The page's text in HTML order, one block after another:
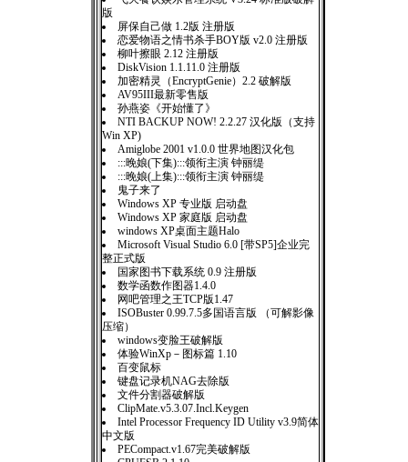
版
屏保自己做 1.2版 注册版
恋爱物语之情书杀手BOY版 v2.0 注册版
柳叶擦眼 2.12 注册版
DiskVision 1.1.11.0 注册版
加密精灵（EncryptGenie）2.2 破解版
AV95III最新零售版
孙燕姿《开始懂了》
NTI BACKUP NOW! 2.2.27 汉化版（支持
Win XP)
Amiglobe 2001 v1.0.0 世界地图汉化包
:::晚娘(下集):::领衔主演 钟丽缇
:::晚娘(上集):::领衔主演 钟丽缇
鬼子来了
Windows XP 专业版 启动盘
Windows XP 家庭版 启动盘
windows XP桌面主题Halo
Microsoft Visual Studio 6.0 [带SP5]企业完
整正式版
国家图书下载系统 0.9 注册版
数学函数作图器1.4.0
网吧管理之王TCP版1.47
ISOBuster 0.99.7.5多国语言版 （可解影像
压缩）
windows变脸王破解版
体验WinXp－图标篇 1.10
百变鼠标
键盘记录机NAG去除版
文件分割器破解版
ClipMate.v5.3.07.Incl.Keygen
Intel Processor Frequency ID Utility v3.9简体
中文版
PECompact.v1.67完美破解版